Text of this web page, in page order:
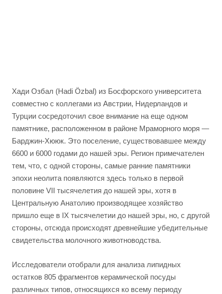
Хади Озбал (Hadi Özbal) из Босфорского университета
совместно с коллегами из Австрии, Нидерландов и
Турции сосредоточил свое внимание на еще одном
памятнике, расположенном в районе Мраморного моря —
Барджин-Хююк. Это поселение, существовавшее между
6600 и 6000 годами до нашей эры. Регион примечателен
тем, что, с одной стороны, самые ранние памятники
эпохи неолита появляются здесь только в первой
половине VII тысячелетия до нашей эры, хотя в
Центральную Анатолию производящее хозяйство
пришло еще в IX тысячелетии до нашей эры, но, с другой
стороны, отсюда происходят древнейшие убедительные
свидетельства молочного животноводства.
Исследователи отобрали для анализа липидных
остатков 805 фрагментов керамической посуды
различных типов, относящихся ко всему периоду